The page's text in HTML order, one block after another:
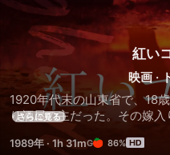
紅い
映画 ·
1920年代末の山東省で、18
り酒屋の主だった。その嫁入
落ち、あるじが行方不明に
継ぎ、妻が匪賊にさらわれた
さらに見る
1989年 · 1h 31m 86%